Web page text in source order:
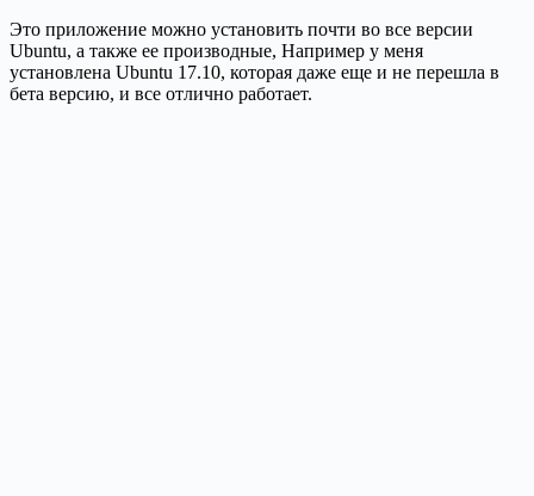
Это приложение можно установить почти во все версии
Ubuntu, а также ее производные, Например у меня
установлена Ubuntu 17.10, которая даже еще и не перешла в
бета версию, и все отлично работает.